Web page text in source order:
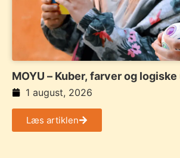
MOYU – Kuber, farver og
1 august, 2026
Læs artiklen